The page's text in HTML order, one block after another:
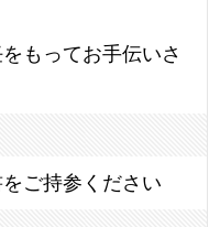
もってお手伝いさ
ご持参ください